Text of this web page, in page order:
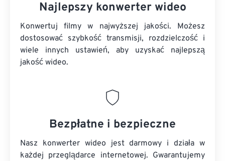
Najlepszy konwerter wideo
Konwertuj filmy w najwyższej jakości. Możesz
dostosować szybkość transmisji, rozdzielczość i
wiele innych ustawień, aby uzyskać najlepszą
jakość wideo.
Bezpłatne i bezpieczne
Nasz konwerter wideo jest darmowy i działa w
każdej przeglądarce internetowej. Gwarantujemy